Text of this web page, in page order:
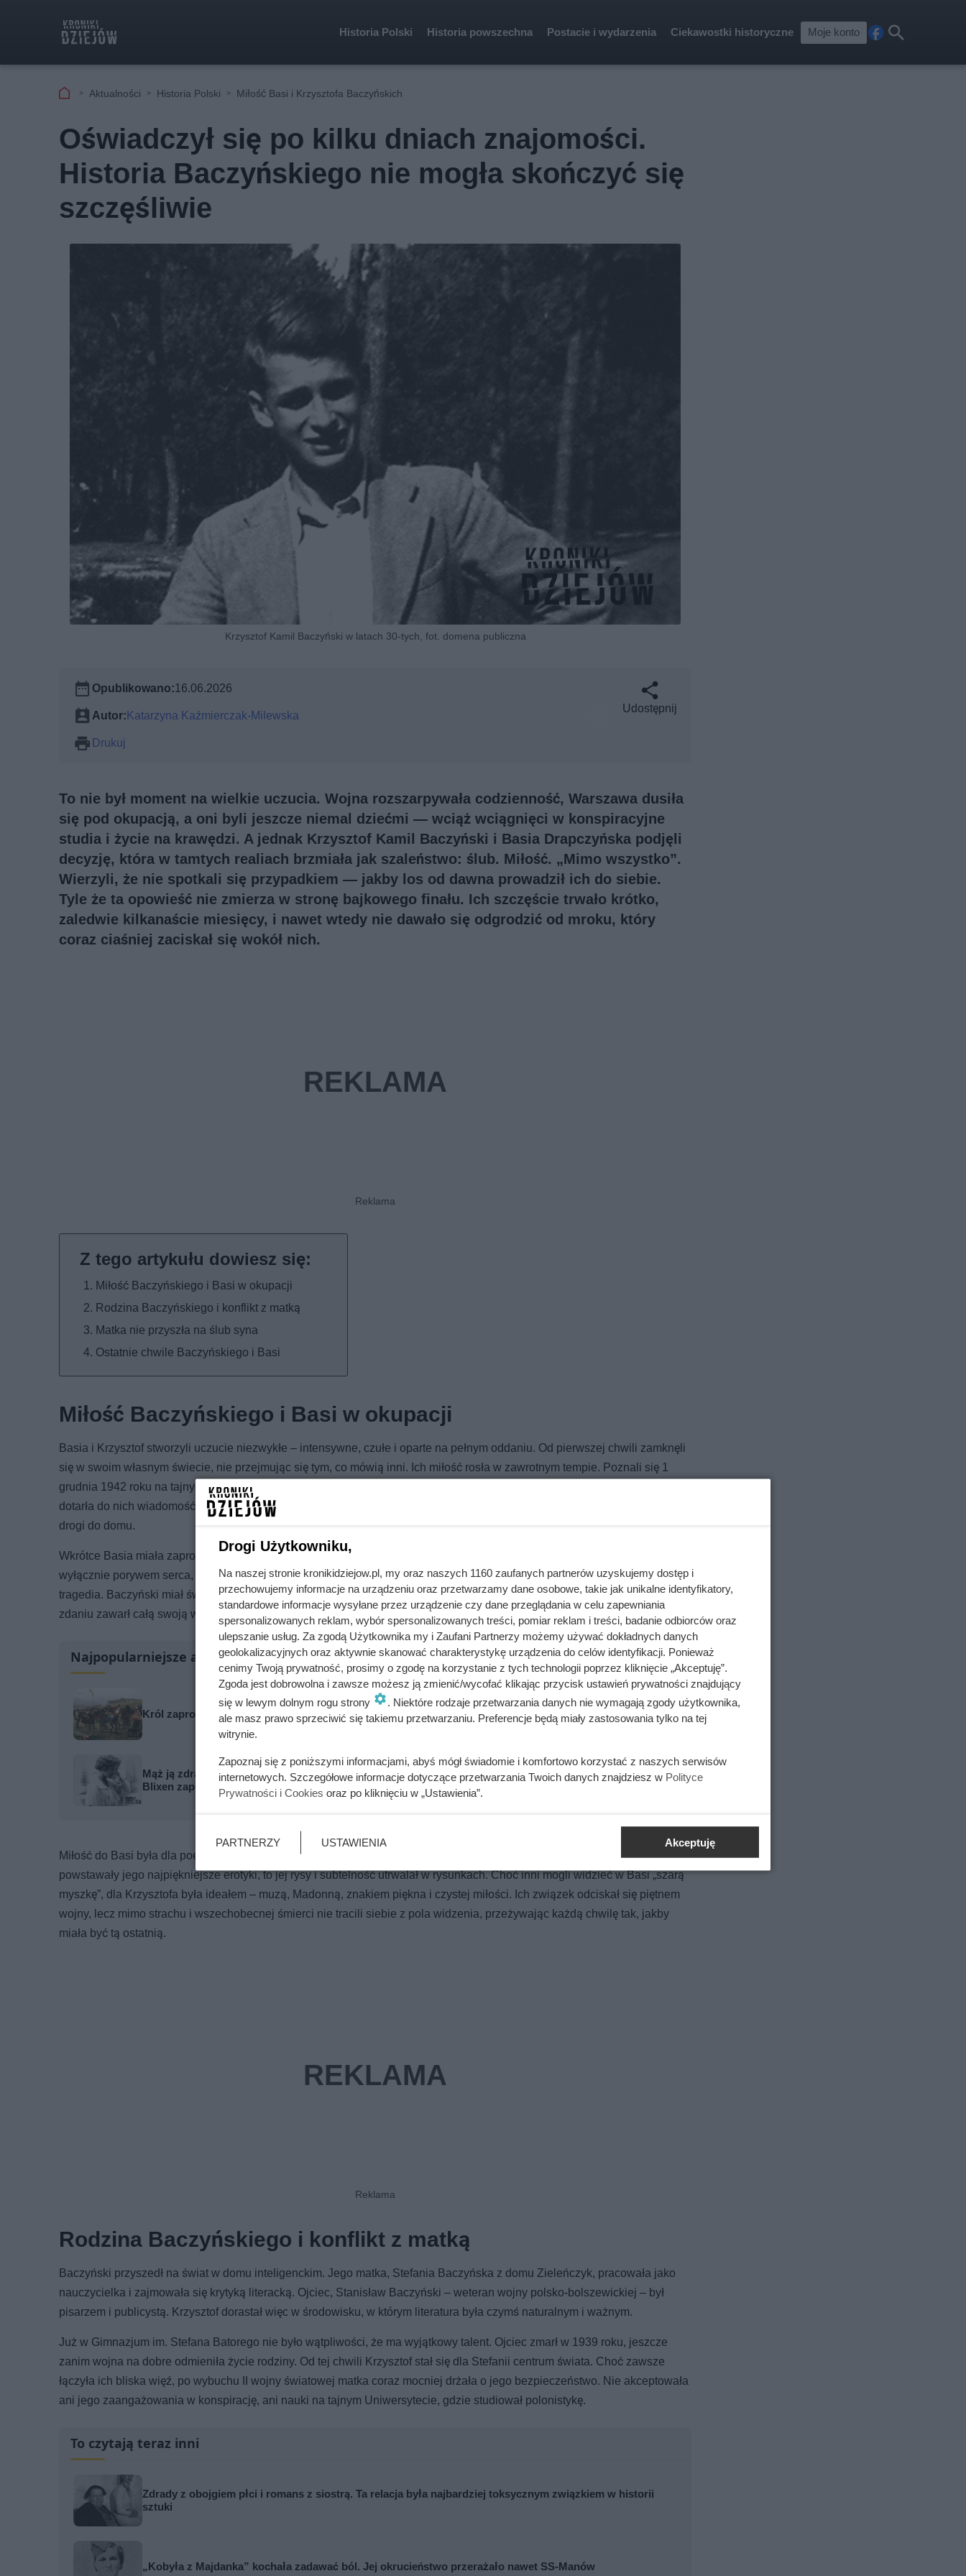
Historia Polski Historia powszechna Postacie i wydarzenia Ciekawostki historyczne Moje konto
cebkaj
Aktualności Historia Polski Miłość Basi i Krzysztofa Baczyńskich
Oświadczył się po kilku dniach znajomości.
Historia Baczyńskiego nie mogła skończyć się
szczęśliwie
Krzysztof Kamil Baczyński w latach 30-tych, fot. domena publiczna
Opublikowano:16.06.2026
Autor:Katarzyna Kaźmierczak-Milewska
Drukuj
Udostępnij
To nie był moment na wielkie uczucia. Wojna rozszarpywała codzienność, Warszawa dusiła
się pod okupacją, a oni byli jeszcze niemal dziećmi — wciąż wciągnięci w konspiracyjne
studia i życie na krawędzi. A jednak Krzysztof Kamil Baczyński i Basia Drapczyńska podjęli
decyzję, która w tamtych realiach brzmiała jak szaleństwo: ślub. Miłość. „Mimo wszystko”.
Wierzyli, że nie spotkali się przypadkiem — jakby los od dawna prowadził ich do siebie.
Tyle że ta opowieść nie zmierza w stronę bajkowego finału. Ich szczęście trwało krótko,
zaledwie kilkanaście miesięcy, i nawet wtedy nie dawało się odgrodzić od mroku, który
coraz ciaśniej zaciskał się wokół nich.
Miłość Baczyńskiego i Basi w okupacji
Rodzina Baczyńskiego i konflikt z matką
Matka nie przyszła na ślub syna
Ostatnie chwile Baczyńskiego i Basi
Miłość Baczyńskiego i Basi w okupacji
Basia i Krzysztof stworzyli uczucie niezwykłe – intensywne, czułe i oparte na pełnym oddaniu. Od pierwszej chwili zamknęli
się w swoim własnym świecie, nie przejmując się tym, co mówią inni. Ich miłość rosła w zawrotnym tempie. Poznali się 1
grudnia 1942 roku na tajnych zajęciach konspiracyjnego Uniwersytetu Warszawskiego. Najpewniej w drodze powrotnej
dotarła do nich wiadomość o łapance na jednej z ulic, więc przez kilka godzin krążyli po Warszawie, wypatrując bezpiecznej
drogi do domu.
Wkrótce Basia miała zaprosić go na imieniny – 4 grudnia – i właśnie wtedy Krzysztof się oświadczył. Pośpieszny ślub nie był
wyłącznie porywem serca, lecz przemyślaną decyzją: wyrastał zarówno z żaru uczucia, jak i z przeczucia, że nadciąga
tragedia. Baczyński miał świadomość, że jego czas może być krótki, że musi „bardzo szybko przeżyć swoje życie” – w tym
zdaniu zawarł całą swoją walkę z losem, a jedynym schronieniem stawała się dla niego żona.
Najpopularniejsze artykuły
Król zaprosił cesarza do Gniezna i wręczył mu 300 zbrojnych. Tak narodziła się polska wojskowość
Mąż ją zdradzał i zaraził kiłą, a lekarze faszerowali arszenikiem. Przerażająca prawda o cenie, jaką Karen
Blixen zapłaciła za Afrykę
Miłość do Basi była dla poety nie tylko emocjonalną przystanią, ale też najważniejszym źródłem natchnienia. To dla niej
powstawały jego najpiękniejsze erotyki, to jej rysy i subtelność utrwalał w rysunkach. Choć inni mogli widzieć w Basi „szarą
myszkę”, dla Krzysztofa była ideałem – muzą, Madonną, znakiem piękna i czystej miłości. Ich związek odciskał się piętnem
wojny, lecz mimo strachu i wszechobecnej śmierci nie tracili siebie z pola widzenia, przeżywając każdą chwilę tak, jakby
miała być tą ostatnią.
Rodzina Baczyńskiego i konflikt z matką
Baczyński przyszedł na świat w domu inteligenckim. Jego matka, Stefania Baczyńska z domu Zieleńczyk, pracowała jako
nauczycielka i zajmowała się krytyką literacką. Ojciec, Stanisław Baczyński – weteran wojny polsko-bolszewickiej – był
pisarzem i publicystą. Krzysztof dorastał więc w środowisku, w którym literatura była czymś naturalnym i ważnym.
Już w Gimnazjum im. Stefana Batorego nie było wątpliwości, że ma wyjątkowy talent. Ojciec zmarł w 1939 roku, jeszcze
zanim wojna na dobre odmieniła życie rodziny. Od tej chwili Krzysztof stał się dla Stefanii centrum świata. Choć zawsze
łączyła ich bliska więź, po wybuchu II wojny światowej matka coraz mocniej drżała o jego bezpieczeństwo. Nie akceptowała
ani jego zaangażowania w konspirację, ani nauki na tajnym Uniwersytecie, gdzie studiował polonistykę.
To czytają teraz inni
Zdrady z obojgiem płci i romans z siostrą. Ta relacja była najbardziej toksycznym związkiem w historii
sztuki
„Kobyła z Majdanka” kochała zadawać ból. Jej okrucieństwo przerażało nawet SS-Manów
Drogi Użytkowniku,
Na naszej stronie kronikidziejow.pl, my oraz naszych 1160 zaufanych partnerów uzyskujemy dostęp i
przechowujemy informacje na urządzeniu oraz przetwarzamy dane osobowe, takie jak unikalne identyfikatory,
standardowe informacje wysyłane przez urządzenie czy dane przeglądania w celu zapewniania
spersonalizowanych reklam, wybór spersonalizowanych treści, pomiar reklam i treści, badanie odbiorców oraz
ulepszanie usług. Za zgodą Użytkownika my i Zaufani Partnerzy możemy używać dokładnych danych
geolokalizacyjnych oraz aktywnie skanować charakterystykę urządzenia do celów identyfikacji. Ponieważ
cenimy Twoją prywatność, prosimy o zgodę na korzystanie z tych technologii poprzez kliknięcie „Akceptuję”.
Zgoda jest dobrowolna i zawsze możesz ją zmienić/wycofać klikając przycisk ustawień prywatności znajdujący
się w lewym dolnym rogu strony
. Niektóre rodzaje przetwarzania danych nie wymagają zgody użytkownika,
ale masz prawo sprzeciwić się takiemu przetwarzaniu. Preferencje będą miały zastosowania tylko na tej
witrynie.
Zapoznaj się z poniższymi informacjami, abyś mógł świadomie i komfortowo korzystać z naszych serwisów
internetowych. Szczegółowe informacje dotyczące przetwarzania Twoich danych znajdziesz w Polityce
Prywatności i Cookies oraz po kliknięciu w „Ustawienia”.
PARTNERZY USTAWIENIA Akceptuję